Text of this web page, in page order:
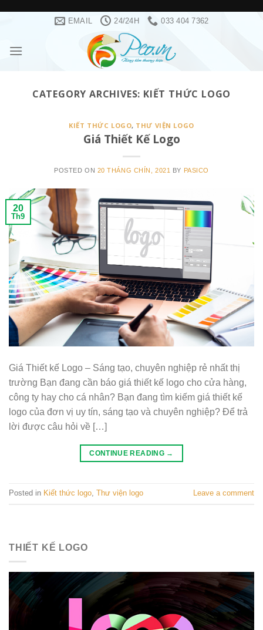
content
EMAIL 24/24H 033 404 7362
CATEGORY ARCHIVES: KIẾT THỨC LOGO
KIẾT THỨC LOGO, THƯ VIỆN LOGO
Giá Thiết Kế Logo
POSTED ON 20 THÁNG CHÍN, 2021 BY PASICO
20
Th9
Giá Thiết kế Logo – Sáng tạo, chuyên nghiệp rẻ nhất thị
trường Bạn đang cần báo giá thiết kế logo cho cửa hàng,
công ty hay cho cá nhân? Bạn đang tìm kiếm giá thiết kế
logo của đơn vị uy tín, sáng tạo và chuyên nghiệp? Để trả
lời được câu hỏi về […]
CONTINUE READING →
Posted in Kiết thức logo, Thư viện logo Leave a comment
THIẾT KẾ LOGO